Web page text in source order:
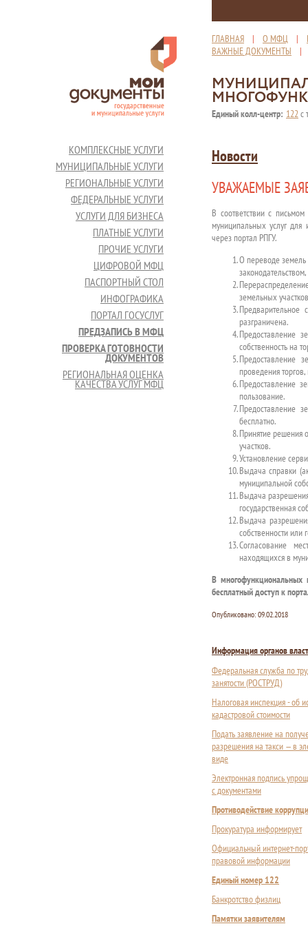
ГЛАВНАЯ | О МФЦ |
ВАЖНЫЕ ДОКУМЕНТЫ
Единый колл-центр: 122с
КОМПЛЕКСНЫЕ УСЛУГИ
МУНИЦИПАЛЬНЫЕ УСЛУГИ
РЕГИОНАЛЬНЫЕ УСЛУГИ
ФЕДЕРАЛЬНЫЕ УСЛУГИ
УСЛУГИ ДЛЯ БИЗНЕСА
ПЛАТНЫЕ УСЛУГИ
ПРОЧИЕ УСЛУГИ
ЦИФРОВОЙ МФЦ
ПАСПОРТНЫЙ СТОЛ
ИНФОГРАФИКА
ПОРТАЛ ГОСУСЛУГ
ПРЕДЗАПИСЬ В МФЦ
ПРОВЕРКА ГОТОВНОСТИ
ДОКУМЕНТОВ
РЕГИОНАЛЬНАЯ ОЦЕНКА
КАЧЕСТВА УСЛУГ МФЦ
Новости
УВАЖАЕМЫЕ
В соответствии с
муниципальных услуг для
через портал РПГУ.
О переводе земель
земельных
Предварительное
разграничена.
Предоставление
собственность на
Предоставление
проведения
Предоставление
пользование.
Предоставление
бесплатно.
Принятие решения
участков.
Установление
Выдача справки
муниципальной
Выдача
государственная
Выдача
собственности или
Согласование
находящихся в
В многофункциональных
бесплатный доступ к
Опубликовано: 09.02.2018
Информация органов
Федеральная служба по
занятости (РОСТРУД)
Налоговая инспекция - об
кадастровой стоимости
Подать заявление на
разрешения на такси — в
виде
Электронная подпись
с документами
Противодействие
Прокуратура информирует
Официальный интернет-
правовой информации
Единый номер 122
Банкротство физлиц
Памятки заявителям